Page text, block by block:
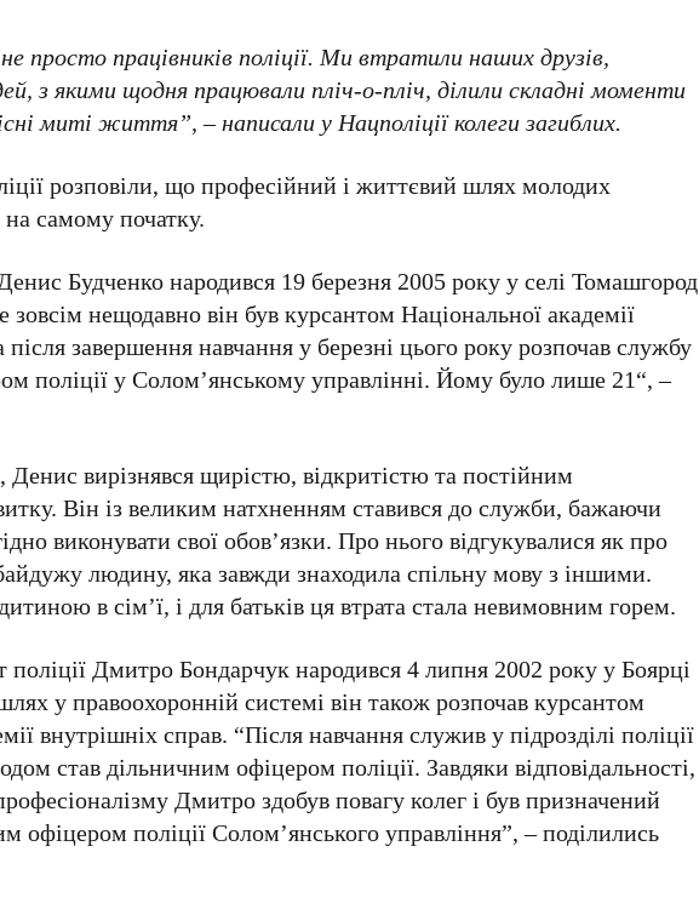
просто працівників поліції. Ми втратили наших друзів,
з якими щодня працювали пліч-о-пліч, ділили складні моменти
миті життя”, – написали у Нацполіції колеги загиблих.
розповіли, що професійний і життєвий шлях молодих
самому початку.
Будченконародився 19 березня 2005 рокуу селі Томашгород
нещодавно він був курсантом Національної академії
після завершення навчання у березні цього року розпочав службу
поліції у Солом’янському управлінні. Йому було лише21“, –
вирізнявся щирістю, відкритістю та постійним
Він із великим натхненням ставився до служби, бажаючи
виконувати свої обов’язки. Про нього відгукувалися як про
людину, яка завжди знаходила спільну мову з іншими.
в сім’ї, і для батьків ця втрата стала невимовним горем.
Дмитро Бондарчукнародився4 липня 2002 рокуу Боярці
у правоохоронній системі він також розпочав курсантом
внутрішніх справ. “Після навчання служив у підрозділі поліції
став дільничним офіцером поліції. Завдяки відповідальності,
Дмитро здобув повагу колег і був призначений
офіцером поліції Солом’янського управління”, – поділились